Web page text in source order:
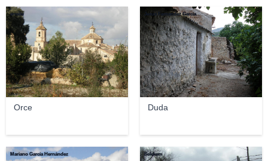
Orce
errece
Duda
Jesus Fernandez Garcia
Mariano García Hernández Selekem